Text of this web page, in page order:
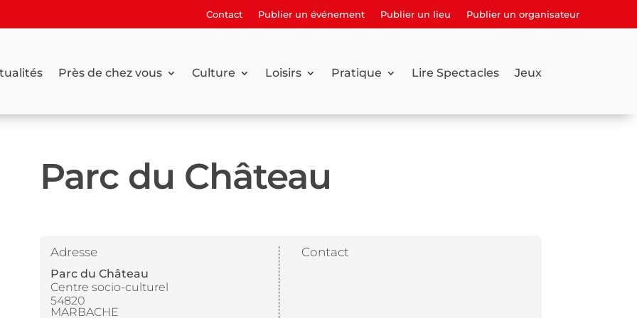
Contact Publier un événement Publier un lieu Publier un organisateur
Près de chez vous Culture Loisirs Pratique Lire Spectacles Jeux
Parc du Château
Adresse
Parc du Château
Centre socio-culturel
54820
MARBACHE
Contact